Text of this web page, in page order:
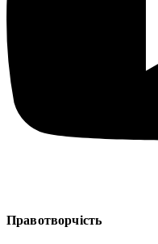
Правотворчість